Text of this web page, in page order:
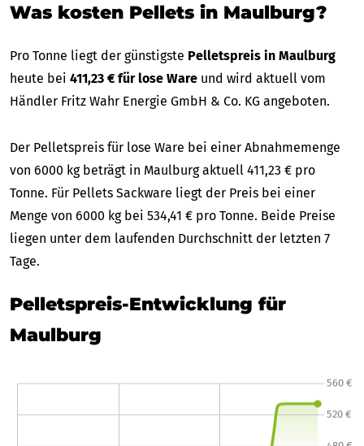
Was kosten Pellets in Maulburg?
Pro Tonne liegt der günstigste Pelletspreis in Maulburg
heute bei 411,23 € für lose Ware und wird aktuell vom
Händler Fritz Wahr Energie GmbH & Co. KG angeboten.
Der Pelletspreis für lose Ware bei einer Abnahmemenge
von 6000 kg beträgt in Maulburg aktuell 411,23 € pro
Tonne. Für Pellets Sackware liegt der Preis bei einer
Menge von 6000 kg bei 534,41 € pro Tonne. Beide Preise
liegen unter dem laufenden Durchschnitt der letzten 7
Tage.
Pelletspreis-Entwicklung für
Maulburg